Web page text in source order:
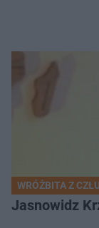
WRÓŻBITA Z
Jasnowidz